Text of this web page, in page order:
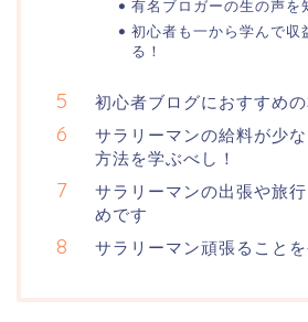
有名ブロガーの生の声を
初心者も一から学んで収
る！
初心者ブログにおすすめの
サラリーマンの給料が少
方法を学ぶべし！
サラリーマンの出張や旅
めです
サラリーマン頑張ること